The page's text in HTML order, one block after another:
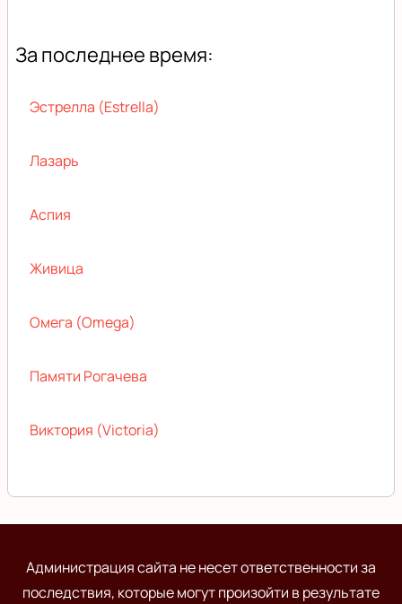
За последнее время:
Эстрелла (Estrella)
Лазарь
Аспия
Живица
Омега (Omega)
Памяти Рогачева
Виктория (Victoria)
Администрация сайта не несет ответственности за
последствия, которые могут произойти в результате